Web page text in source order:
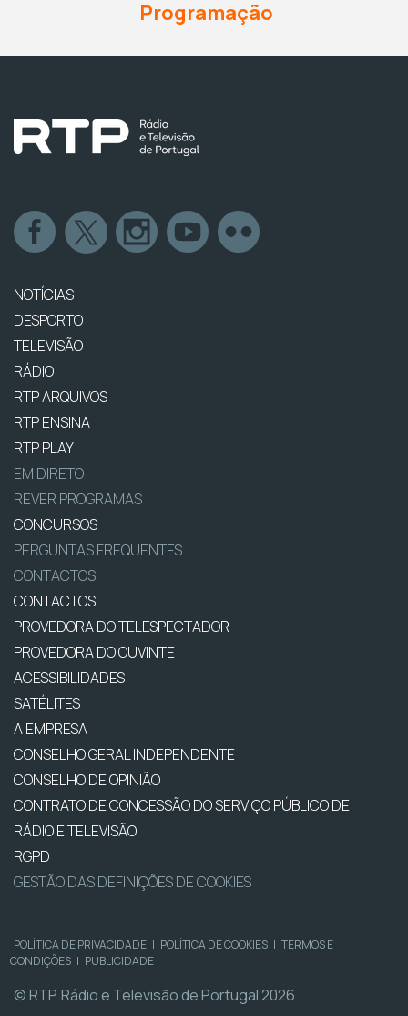
Programação
NOTÍCIAS
DESPORTO
TELEVISÃO
RÁDIO
RTP ARQUIVOS
RTP ENSINA
RTP PLAY
EM DIRETO
REVER PROGRAMAS
CONCURSOS
PERGUNTAS FREQUENTES
CONTACTOS
CONTACTOS
PROVEDORA DO TELESPECTADOR
PROVEDORA DO OUVINTE
ACESSIBILIDADES
SATÉLITES
A EMPRESA
CONSELHO GERAL INDEPENDENTE
CONSELHO DE OPINIÃO
CONTRATO DE CONCESSÃO DO SERVIÇO PÚBLICO DE
RÁDIO E TELEVISÃO
RGPD
GESTÃO DAS DEFINIÇÕES DE COOKIES
POLÍTICA DE PRIVACIDADE | POLÍTICA DE COOKIES | TERMOS E
CONDIÇÕES | PUBLICIDADE
© RTP, Rádio e Televisão de Portugal 2026